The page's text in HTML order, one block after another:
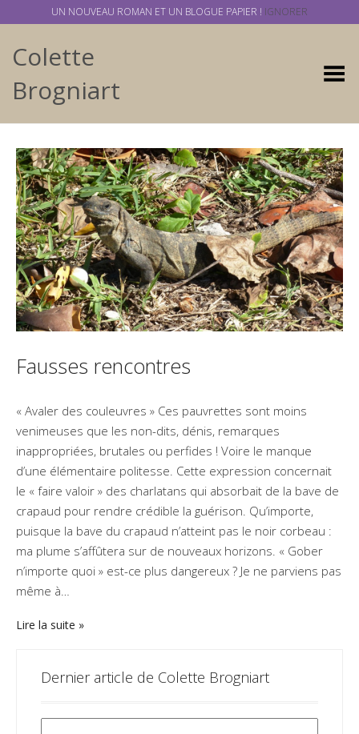
Colette
Brogniart
Basculer
Fausses rencontres
« Avaler des couleuvres » Ces pauvrettes sont moins
venimeuses que les non-dits, dénis, remarques
inappropriées, brutales ou perfides ! Voire le manque
d’une élémentaire politesse. Cette expression concernait
le « faire valoir » des charlatans qui absorbait de la bave de
crapaud pour rendre crédible la guérison. Qu’importe,
puisque la bave du crapaud n’atteint pas le noir corbeau :
ma plume s’affûtera sur de nouveaux horizons. « Gober
n’importe quoi » est-ce plus dangereux ? Je ne parviens pas
même à…
Lire la suite
Dernier article de Colette Brogniart
UN NOUVEAU ROMAN ET UN BLOGUE PAPIER ! IGNORER